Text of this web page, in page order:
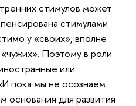
стимулов может
стимулами
у «своих», вполне
Поэтому в роли
или
пока мы не осознаем
основания для развития